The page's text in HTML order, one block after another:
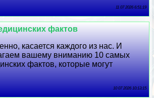
11 07 2026 6:51:19
фактов
касается каждого из нас. И
вашему вниманию 10 самых
фактов, которые могут
10 07 2026 10:13:15